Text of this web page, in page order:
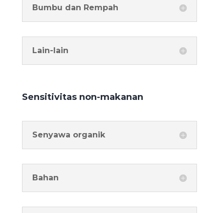
Bumbu dan Rempah
Lain-lain
Sensitivitas non-makanan
Senyawa organik
Bahan